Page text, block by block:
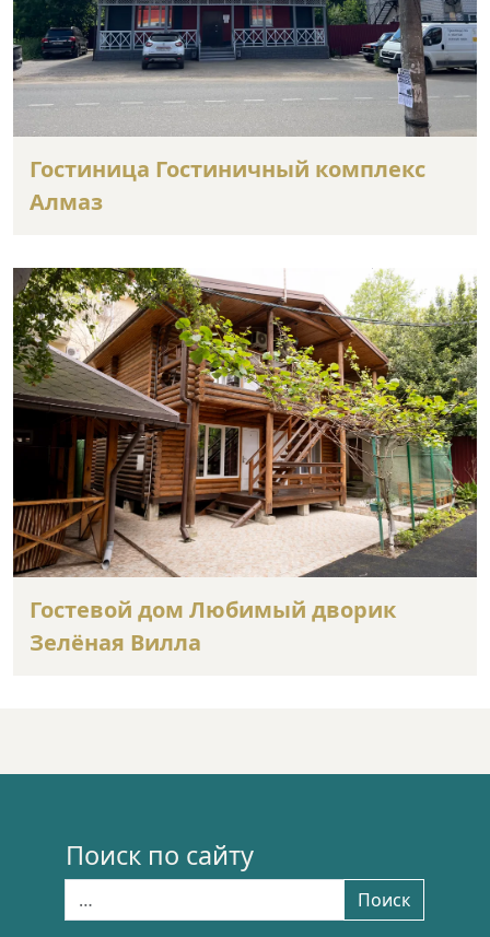
Гостиница Гостиничный комплекс
Алмаз
Гостевой дом Любимый дворик
Зелёная Вилла
Поиск по сайту
Поиск